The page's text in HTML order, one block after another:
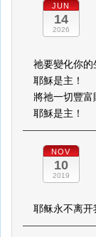
JUN
14
2026
祂要變化你的
耶穌是主！
將祂一切豐富
耶穌是主！
NOV
10
2019
耶稣永不离开